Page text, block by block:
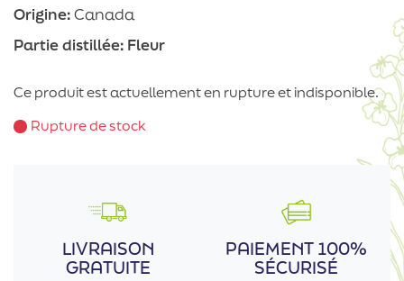
Origine:Canada
Partie distillée: Fleur
Ce produit est actuellement en rupture et indisponible.
Rupture de stock
LIVRAISON
GRATUITE
PAIEMENT 100%
SÉCURISÉ